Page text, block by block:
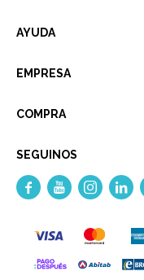
AYUDA
EMPRESA
COMPRA
SEGUINOS
   